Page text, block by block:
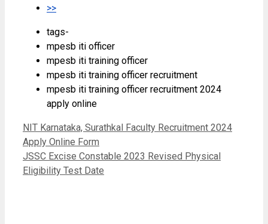
>>
tags-
mpesb iti officer
mpesb iti training officer
mpesb iti training officer recruitment
mpesb iti training officer recruitment 2024
apply online
NIT Karnataka, Surathkal Faculty Recruitment 2024
Apply Online Form
JSSC Excise Constable 2023 Revised Physical
Eligibility Test Date